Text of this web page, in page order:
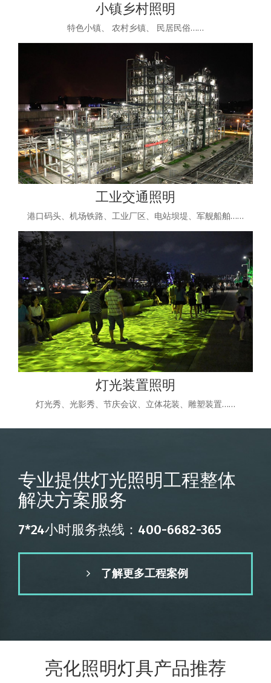
小镇乡村照明
特色小镇、 农村乡镇、 民居民俗……
工业交通照明
港口码头、机场铁路、工业厂区、电站坝堤、军舰船舶……
灯光装置照明
灯光秀、光影秀、节庆会议、立体花装、雕塑装置……
专业提供灯光照明工程整体
解决方案服务
7*24小时服务热线：400-6682-365
了解更多工程案例
亮化照明灯具产品推荐